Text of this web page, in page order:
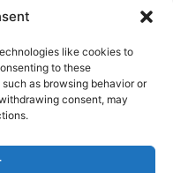
like cookies to
to these
as browsing behavior or
consent, may
doseringen,
u begint, is het
te raadplegen
steroïden.
APP: